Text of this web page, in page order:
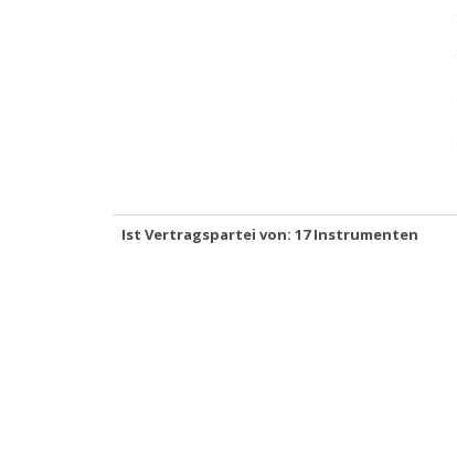
Ist Vertragspartei von: 17 Instrumenten